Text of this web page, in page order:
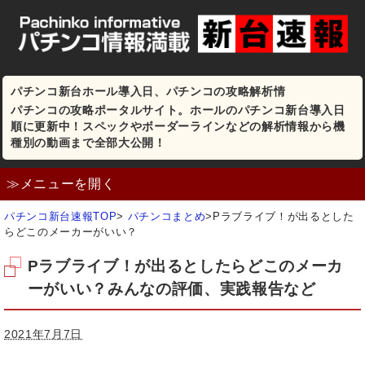
パチンコ新台ホール導入日、パチンコの攻略解析情
パチンコの攻略ポータルサイト。ホールのパチンコ新台導入日
順に更新中！スペックやボーダーラインなどの解析情報から機
種別の動画まで全部大公開！
≫メニューを開く
パチンコ新台速報TOP> パチンコまとめ> Pラブライブ！が出るとした
らどこのメーカーがいい？
Pラブライブ！が出るとしたらどこのメーカ
ーがいい？みんなの評価、実践報告など
2021年7月7日